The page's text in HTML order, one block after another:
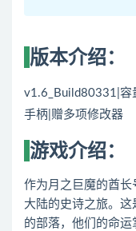
版本介绍：
v1.6_Build80331|容
手柄|赠多项修改器
游戏介绍：
作为月之巨魔的酋
大陆的史诗之旅。
的部落，他们的命运